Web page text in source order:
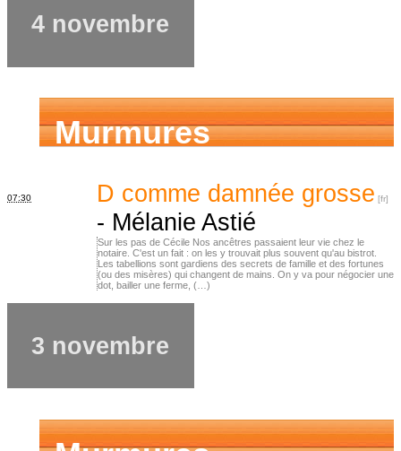
4 novembre
Murmures
d’ancêtres
07:30
D comme damnée grosse
- Mélanie Astié
Sur les pas de Cécile Nos ancêtres passaient leur vie chez le
notaire. C'est un fait : on les y trouvait plus souvent qu'au bistrot.
Les tabellions sont gardiens des secrets de famille et des fortunes
(ou des misères) qui changent de mains. On y va pour négocier une
dot, bailler une ferme, (…)
3 novembre